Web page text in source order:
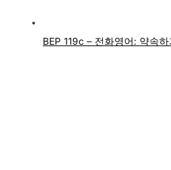
BEP 119c – 전화영어: 약속하